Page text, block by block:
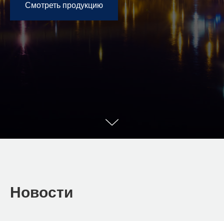
Смотреть продукцию
Новости